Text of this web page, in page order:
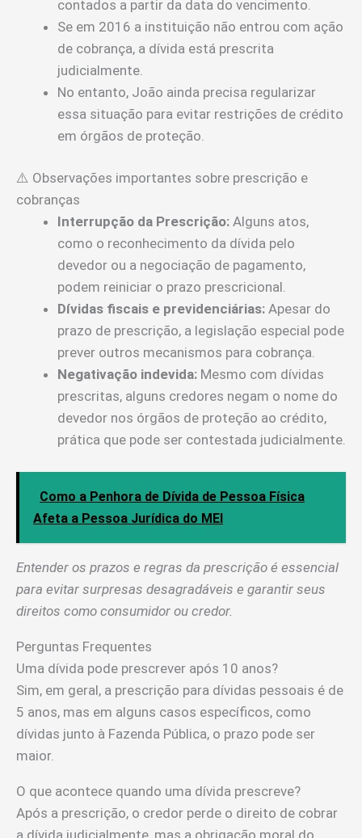
contados a partir da data do vencimento.
Se em 2016 a instituição não entrou com ação
de cobrança, a dívida está prescrita
judicialmente.
No entanto, João ainda precisa regularizar
essa situação para evitar restrições de crédito
em órgãos de proteção.
⚠️ Observações importantes sobre prescrição e
cobranças
Interrupção da Prescrição: Alguns atos,
como o reconhecimento da dívida pelo
devedor ou a negociação de pagamento,
podem reiniciar o prazo prescricional.
Dívidas fiscais e previdenciárias: Apesar do
prazo de prescrição, a legislação especial pode
prever outros mecanismos para cobrança.
Negativação indevida: Mesmo com dívidas
prescritas, alguns credores negam o nome do
devedor nos órgãos de proteção ao crédito,
prática que pode ser contestada judicialmente.
Como a Penhora de Dívida de Pessoa Física
Afeta a Pessoa Jurídica do MEI
Entender os prazos e regras da prescrição é essencial
para evitar surpresas desagradáveis e garantir seus
direitos como consumidor ou credor.
Perguntas Frequentes
Uma dívida pode prescrever após 10 anos?
Sim, em geral, a prescrição para dívidas pessoais é de
5 anos, mas em alguns casos específicos, como
dívidas junto à Fazenda Pública, o prazo pode ser
maior.
O que acontece quando uma dívida prescreve?
Após a prescrição, o credor perde o direito de cobrar
a dívida judicialmente, mas a obrigação moral do